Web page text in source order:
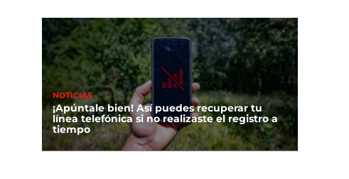
NOTICIAS
¡Apúntale bien! Así puedes recuperar tu
línea telefónica si no realizaste el registro a
tiempo